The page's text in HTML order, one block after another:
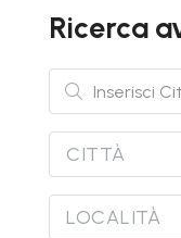
Ricerca
CITTÀ
LOCALITÀ